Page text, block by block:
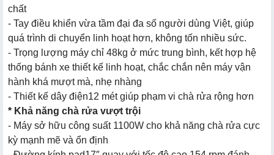
chất
- Tay điều khiển vừa tầm đại đa số người dùng Việt, giúp
quá trình di chuyển linh hoạt hơn, không tốn nhiều sức.
- Trọng lượng máy chỉ 48kg ở mức trung bình, kết hợp hệ
thống bánh xe thiết kế linh hoạt, chắc chắn nên máy vận
hành khá mượt mà, nhẹ nhàng
- Thiết kế dây điện12 mét giúp phạm vi chà rửa rộng hơn
* Khả năng chà rửa vượt trội
- Máy sở hữu công suất 1100W cho khả năng chà rửa cực
kỳ mạnh mẽ và ổn định